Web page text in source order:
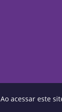
Ao acessar este